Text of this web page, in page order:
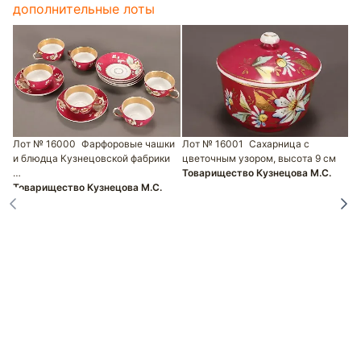
дополнительные лоты
Лот № 16000 Фарфоровые чашки
и блюдца Кузнецовской фабрики
…
Товарищество Кузнецова М.С.
Лот № 16001 Сахарница с
цветочным узором, высота 9 см
Товарищество Кузнецова М.С.